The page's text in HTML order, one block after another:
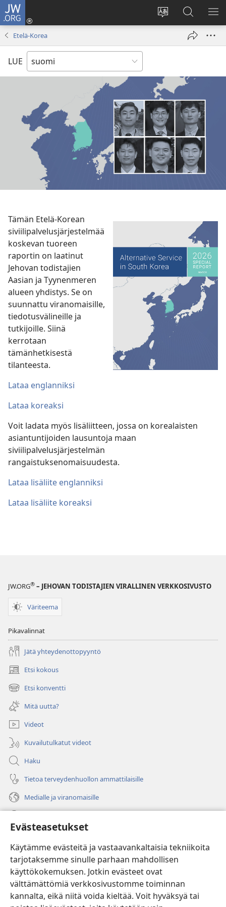
Evästeasetukset
Käytämme evästeitä ja vastaavankaltaisia tekniikoita
tarjotaksemme sinulle parhaan mahdollisen
käyttökokemuksen. Jotkin evästeet ovat
välttämättömiä verkkosivustomme toiminnan
kannalta, eikä niitä voida kieltää. Voit hyväksyä tai
JW.ORG
Vaihda
sivuston
Kirjaudu
(avaa
Hae
JW.ORG-
sivustolta
Etelä-Korea
LUE
Tämän Etelä-Korean
siviilipalvelusjärjestelmää
koskevan tuoreen
raportin on laatinut
Jehovan todistajien
Aasian ja Tyynenmeren
alueen yhdistys. Se on
suunnattu viranomaisille,
tiedotusvälineille ja
tutkijoille. Siinä
kerrotaan
tämänhetkisestä
tilanteesta.
Lataa englanniksi
Lataa koreaksi
Voit ladata myös lisäliitteen, jossa on korealaisten
asiantuntijoiden lausuntoja maan
siviilipalvelusjärjestelmän
rangaistuksenomaisuudesta.
Lataa lisäliite englanniksi
Lataa lisäliite koreaksi
JW.ORG® – JEHOVAN TODISTAJIEN VIRALLINEN VERKKOSIVUSTO
Väriteema
Pikavalinnat
Jätä yhteydenottopyyntö
Etsi kokous
(avaa
uuden
ikkunan)
Etsi konventti
(avaa
uuden
ikkunan)
Mitä uutta?
Videot
Kuvailutulkatut videot
Haku
Tietoa terveydenhuollon ammattilaisille
Medialle ja viranomaisille
(avaa
uuden
ikkunan)Vartiotornin VERKKOKIRJASTO
(avaa
uuden
ikkunan)JW Hub ®
(avaa